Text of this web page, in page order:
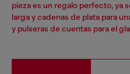
pieza es un regalo perfecto, ya
larga y cadenas de plata para
y pulseras de cuentas para el